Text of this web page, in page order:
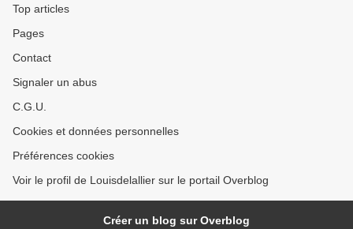
Top articles
Pages
Contact
Signaler un abus
C.G.U.
Cookies et données personnelles
Préférences cookies
Voir le profil de Louisdelallier sur le portail Overblog
Créer un blog sur Overblog